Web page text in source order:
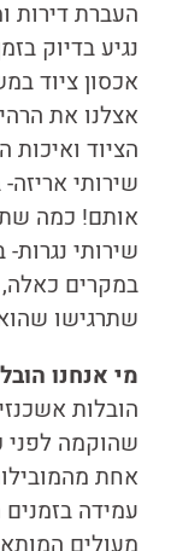
העברת דירות
נגיע בדיוק
אכסון ציוד
אצלנו את
הציוד
שירותי
אותם! כמה
שירותי
במקרים כאלה,
שתרגישו
מי אנחנו
הובלות
אחת
עמידה